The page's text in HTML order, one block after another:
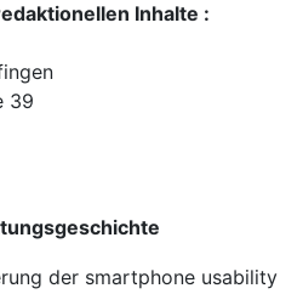
Inhalte :
39
der smartphone usability